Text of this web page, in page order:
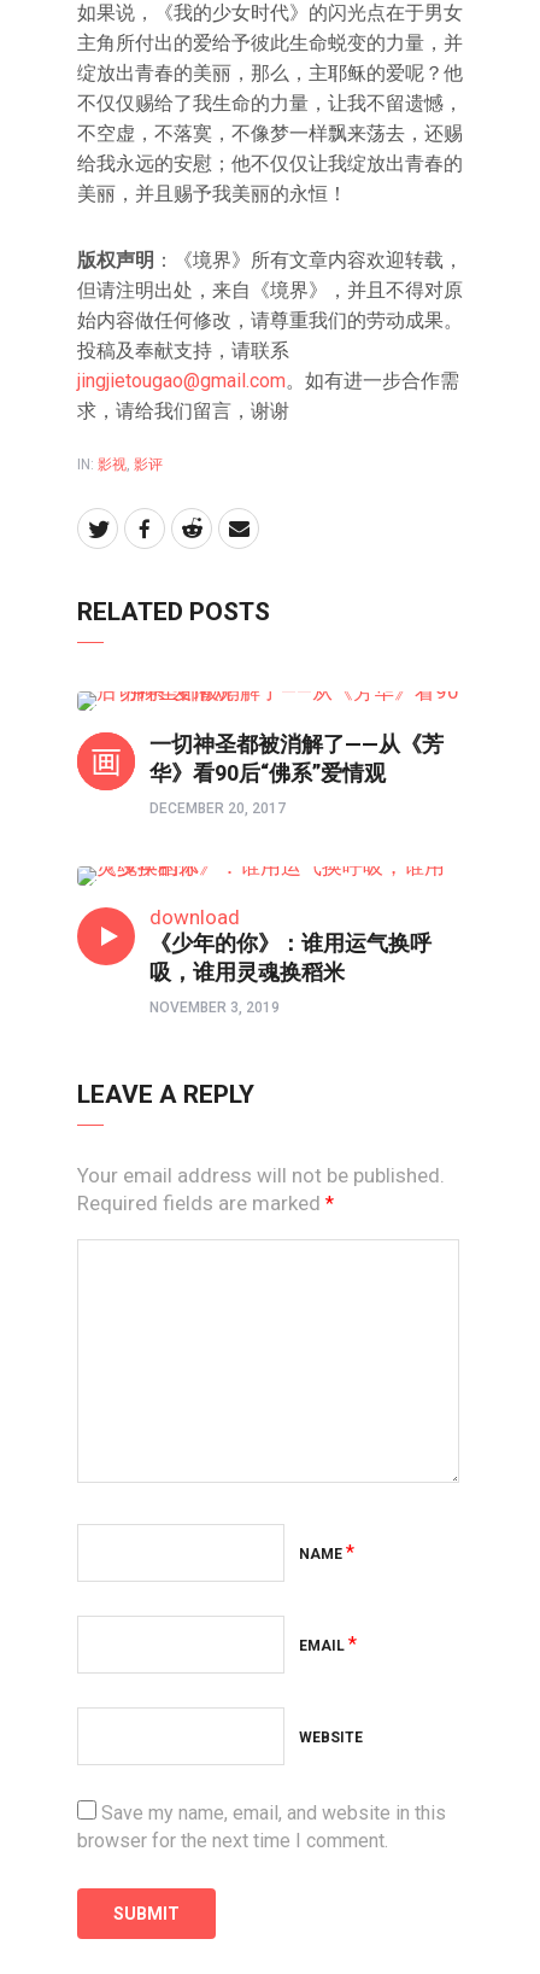
如果说，《我的少女时代》的闪光点在于男女
主角所付出的爱给予彼此生命蜕变的力量，并
绽放出青春的美丽，那么，主耶稣的爱呢？他
不仅仅赐给了我生命的力量，让我不留遗憾，
不空虚，不落寞，不像梦一样飘来荡去，还赐
给我永远的安慰；他不仅仅让我绽放出青春的
美丽，并且赐予我美丽的永恒！
版权声明 ：《境界》所有文章内容欢迎转载，
但请注明出处，来自《境界》，并且不得对原
始内容做任何修改，请尊重我们的劳动成果。
投稿及奉献支持，请联系
jingjietougao@gmail.com。如有进一步合作需
求，请给我们留言，谢谢
IN: 影视, 影评
RELATED POSTS
一切神圣都被消解了——从《芳
华》看90后“佛系”爱情观
DECEMBER 20, 2017
download
《少年的你》：谁用运气换呼
吸，谁用灵魂换稻米
NOVEMBER 3, 2019
LEAVE A REPLY
Your email address will not be published.
Required fields are marked *
NAME *
EMAIL *
WEBSITE
Save my name, email, and website in this
browser for the next time I comment.